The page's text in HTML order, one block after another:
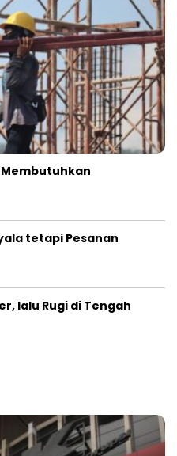
tetapi Pesanan
lalu Rugi di Tengah